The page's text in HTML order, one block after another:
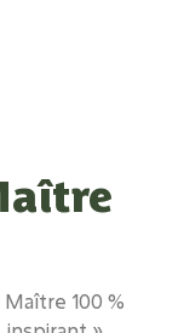
Maître 100 %